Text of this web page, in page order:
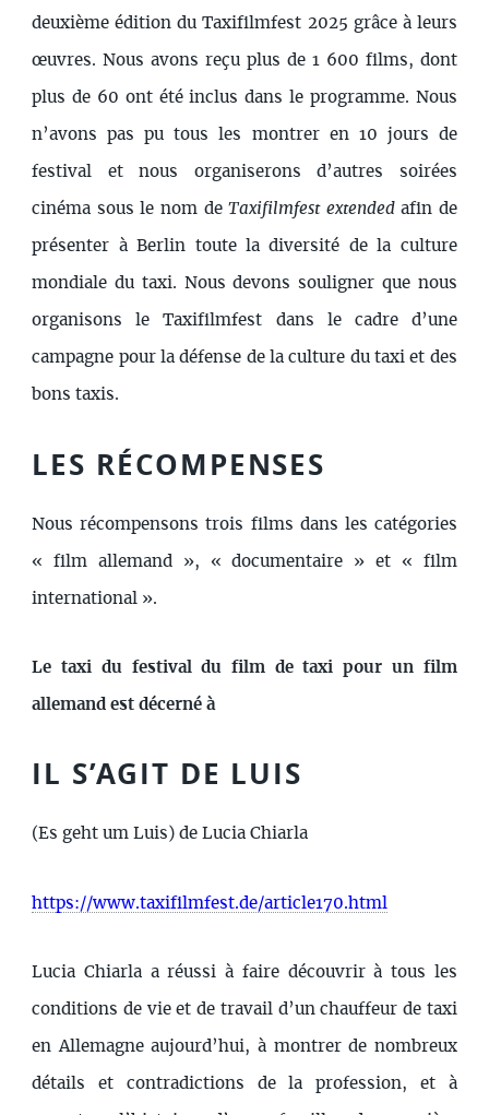
deuxième édition du Taxifilmfest 2025 grâce à leurs
œuvres. Nous avons reçu plus de 1 600 films, dont
plus de 60 ont été inclus dans le programme. Nous
n’avons pas pu tous les montrer en 10 jours de
festival et nous organiserons d’autres soirées
cinéma sous le nom deTaxifilmfest extendedafin de
présenter à Berlin toute la diversité de la culture
mondiale du taxi. Nous devons souligner que nous
organisons le Taxifilmfest dans le cadre d’une
campagne pour la défense de la culture du taxi et des
bons taxis.
LES RÉCOMPENSES
Nous récompensons trois films dans les catégories
« film allemand », « documentaire » et « film
international ».
Le taxi du festival du film de taxi pour un film
allemand est décerné à
IL S’AGIT DE LUIS
(Es geht um Luis) de Lucia Chiarla
https://www.taxifilmfest.de/article170.html
Lucia Chiarla a réussi à faire découvrir à tous les
conditions de vie et de travail d’un chauffeur de taxi
en Allemagne aujourd’hui, à montrer de nombreux
détails et contradictions de la profession, et à